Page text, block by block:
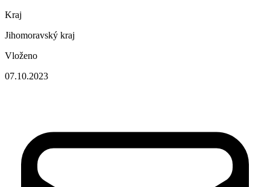
Kraj
Jihomoravský kraj
Vloženo
07.10.2023